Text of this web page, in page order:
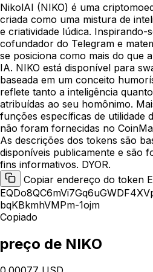
NikolAI (NIKO) é uma
criada como uma mistura de
e criatividade lúdica. Inspirando-
cofundador do Telegram e
se posiciona como mais do que
IA. NIKO está disponível para
baseada em um conceito
reflete tanto a inteligência
atribuídas ao seu homônimo.
funções específicas de utilidade
não foram fornecidas no
As descrições dos tokens são
disponíveis publicamente e são
fins informativos. DYOR.
Copiar endereço do token
bqKBkmhVMPm-1ojm
Copiado
preço de NIKO